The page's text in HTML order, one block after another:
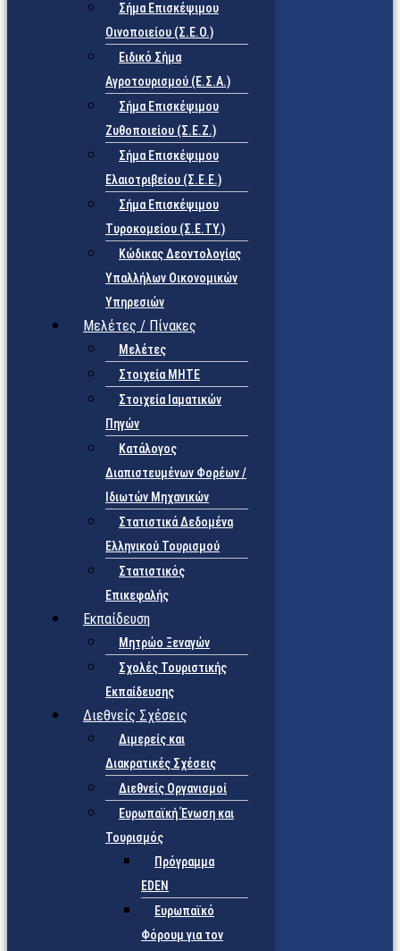
Σήμα Επισκέψιμου
Οινοποιείου (Σ.Ε.Ο.)
Ειδικό Σήμα
Αγροτουρισμού (Ε.Σ.Α.)
Σήμα Επισκέψιμου
Ζυθοποιείου (Σ.Ε.Ζ.)
Σήμα Επισκέψιμου
Ελαιοτριβείου (Σ.Ε.Ε.)
Σήμα Επισκέψιμου
Τυροκομείου (Σ.Ε.TY.)
Κώδικας Δεοντολογίας
Υπαλλήλων Οικονομικών
Υπηρεσιών
Μελέτες / Πίνακες
Μελέτες
Στοιχεία ΜΗΤΕ
Στοιχεία Ιαματικών
Πηγών
Κατάλογος
Διαπιστευμένων Φορέων /
Ιδιωτών Μηχανικών
Στατιστικά Δεδομένα
Ελληνικού Τουρισμού
Στατιστικός
Επικεφαλής
Εκπαίδευση
Μητρώο Ξεναγών
Σχολές Τουριστικής
Εκπαίδευσης
Διεθνείς Σχέσεις
Διμερείς και
Διακρατικές Σχέσεις
Διεθνείς Οργανισμοί
Ευρωπαϊκή Ένωση και
Τουρισμός
Πρόγραμμα
EDEN
Ευρωπαϊκό
Φόρουμ για τον